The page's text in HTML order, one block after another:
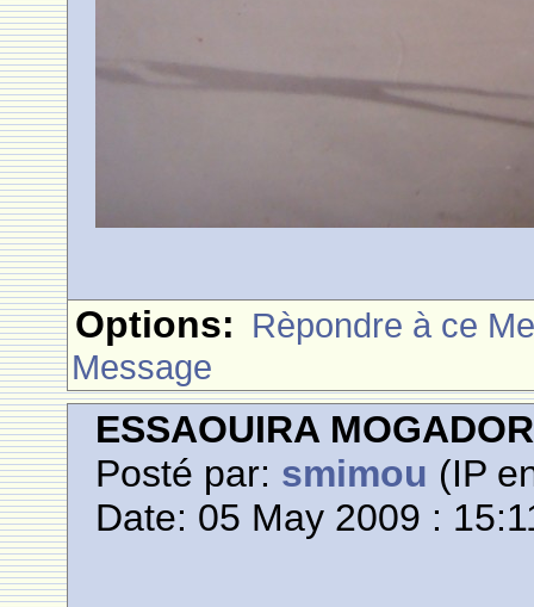
Options: Rèpondre à ce
Message
ESSAOUIRA MOGADOR
Posté par: smimou (IP
Date: 05 May 2009 :